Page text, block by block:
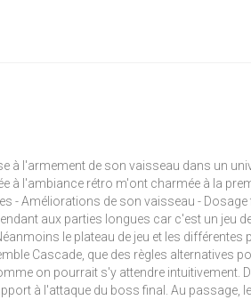
à l'armement de son vaisseau dans un
à l'ambiance rétro m'ont charmée à la
- Améliorations de son vaisseau - Dosage
aux parties longues car c'est un jeu
le plateau de jeu et les différentes
Cascade, que des règles alternatives
on pourrait s'y attendre intuitivement.
à l'attaque du boss final. Au passage,